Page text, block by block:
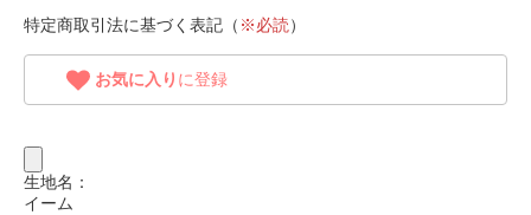
特定商取引法に基づく表記（ ※必読）
お気に入り に登録
生地名：
イーム